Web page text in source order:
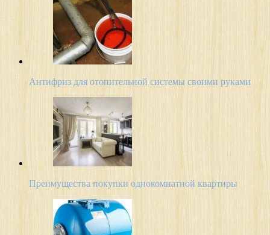
Антифриз для отопительной системы своими руками
Преимущества покупки однокомнатной квартиры